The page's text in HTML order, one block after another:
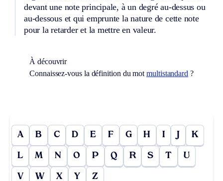
devant une note principale, à un degré au-dessus ou
au-dessous et qui emprunte la nature de cette note
pour la retarder et la mettre en valeur.
À découvrir
Connaissez-vous la définition du motmultistandard ?
A B C D E F G H I J K
L M N O P Q R S T U
V W X Y Z